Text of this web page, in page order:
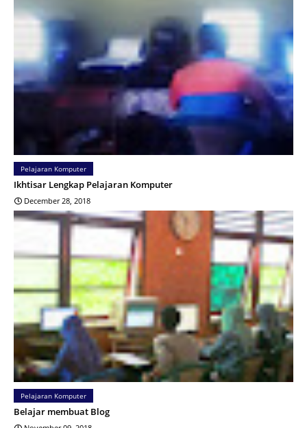
Pelajaran Komputer
Ikhtisar Lengkap Pelajaran Komputer
December 28, 2018
Pelajaran Komputer
Belajar membuat Blog